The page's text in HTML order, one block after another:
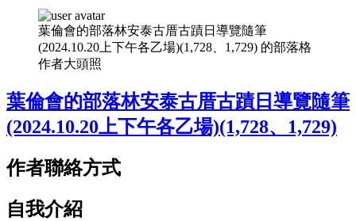
葉倫會的部落林安泰古厝古蹟日導覽隨筆
(2024.10.20上下午各乙場)(1,728、1,729) 的部落格
作者大頭照
葉倫會的部落林安泰古厝古蹟日導覽隨筆
(2024.10.20上下午各乙場)(1,728、1,729)
作者聯絡方式
自我介紹